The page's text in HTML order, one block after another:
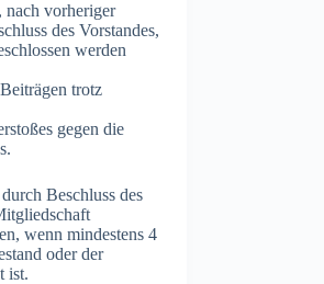
vorheriger
des Vorstandes,
werden
trotz
gegen die
Beschluss des
wenn mindestens 4
oder der
ist.